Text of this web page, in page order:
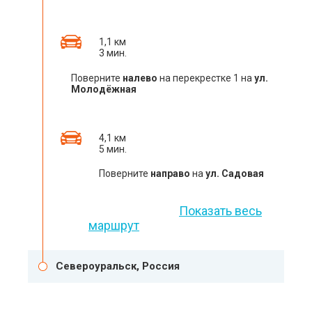
1,1 км
3 мин.
Поверните налево на перекрестке 1 на ул.
Молодёжная
4,1 км
5 мин.
Поверните направо на ул. Садовая
Показать весь
маршрут
Североуральск, Россия